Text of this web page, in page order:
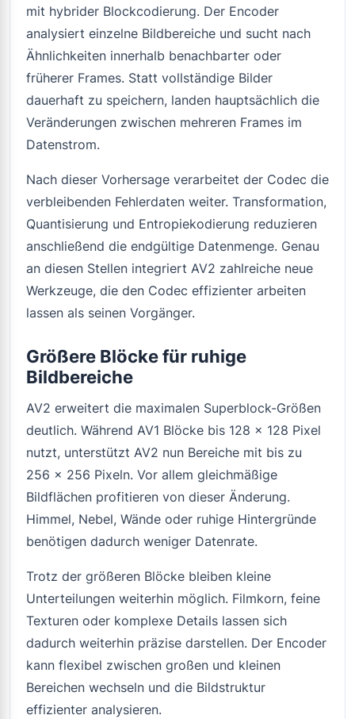
mit hybrider Blockcodierung. Der Encoder
analysiert einzelne Bildbereiche und sucht nach
Ähnlichkeiten innerhalb benachbarter oder
früherer Frames. Statt vollständige Bilder
dauerhaft zu speichern, landen hauptsächlich die
Veränderungen zwischen mehreren Frames im
Datenstrom.
Nach dieser Vorhersage verarbeitet der Codec die
verbleibenden Fehlerdaten weiter. Transformation,
Quantisierung und Entropiekodierung reduzieren
anschließend die endgültige Datenmenge. Genau
an diesen Stellen integriert AV2 zahlreiche neue
Werkzeuge, die den Codec effizienter arbeiten
lassen als seinen Vorgänger.
Größere Blöcke für ruhige
Bildbereiche
AV2 erweitert die maximalen Superblock-Größen
deutlich. Während AV1 Blöcke bis 128 × 128 Pixel
nutzt, unterstützt AV2 nun Bereiche mit bis zu
256 × 256 Pixeln. Vor allem gleichmäßige
Bildflächen profitieren von dieser Änderung.
Himmel, Nebel, Wände oder ruhige Hintergründe
benötigen dadurch weniger Datenrate.
Trotz der größeren Blöcke bleiben kleine
Unterteilungen weiterhin möglich. Filmkorn, feine
Texturen oder komplexe Details lassen sich
dadurch weiterhin präzise darstellen. Der Encoder
kann flexibel zwischen großen und kleinen
Bereichen wechseln und die Bildstruktur
effizienter analysieren.